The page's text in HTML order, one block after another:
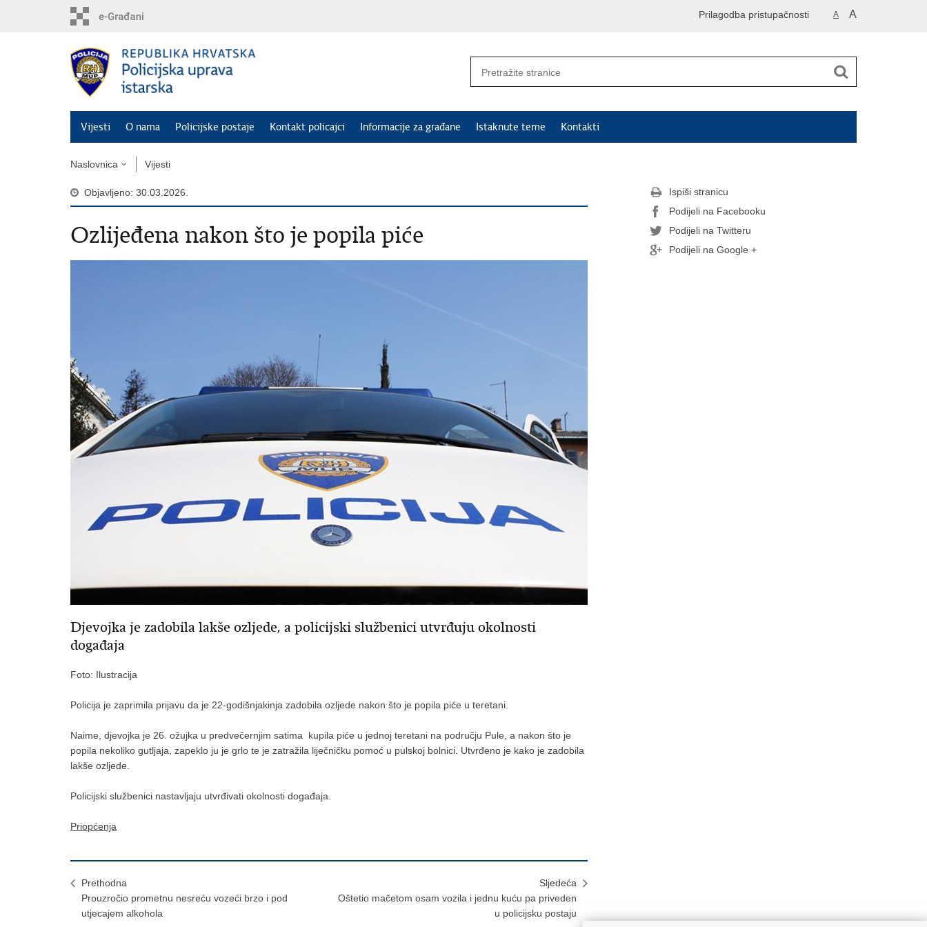
A A
Prilagodba pristupačnosti
Vijesti O nama Policijske postaje Kontakt policajci Informacije za građane Istaknute teme Kontakti
Naslovnica Vijesti
Objavljeno: 30.03.2026.
Ozlijeđena nakon što je popila piće
Djevojka je zadobila lakše ozljede, a policijski službenici utvrđuju okolnosti
događaja
Foto: Ilustracija
Policija je zaprimila prijavu da je 22-godišnjakinja zadobila ozljede nakon što je popila piće u teretani.
Naime, djevojka je 26. ožujka u predvečernjim satima kupila piće u jednoj teretani na području Pule, a nakon što je
popila nekoliko gutljaja, zapeklo ju je grlo te je zatražila liječničku pomoć u pulskoj bolnici. Utvrđeno je kako je zadobila
lakše ozljede.
Policijski službenici nastavljaju utvrđivati okolnosti događaja.
Priopćenja
Prethodna
Prouzročio prometnu nesreću vozeći brzo i pod
utjecajem alkohola
Sljedeća
Oštetio mačetom osam vozila i jednu kuću pa priveden
u policijsku postaju
Ispiši stranicu
Podijeli na Facebooku
Podijeli na Twitteru
Podijeli na Google +